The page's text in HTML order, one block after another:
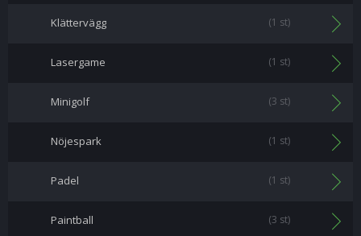
Klättervägg (1 st)
Lasergame (1 st)
Minigolf (3 st)
Nöjespark (1 st)
Padel (1 st)
Paintball (3 st)